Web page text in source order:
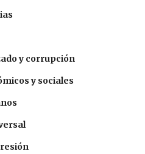
y corrupción
y sociales